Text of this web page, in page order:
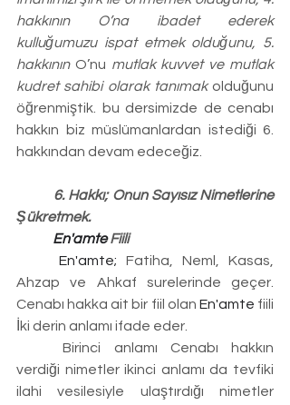
hakkının O’na ibadet ederek
kulluğumuzu ispat etmek olduğunu, 5.
hakkının O’nu mutlak kuvvet ve mutlak
kudret sahibi olarak tanımak olduğunu
öğrenmiştik. bu dersimizde de cenabı
hakkın biz müslümanlardan istediği 6.
hakkından devam edeceğiz.
Şükretmek.
	En'amte
Fiili
	En'amte;
Fatiha, Neml, Kasas,
Ahzap ve Ahkaf surelerinde geçer.
Cenabı hakka ait bir fiil olan En'amte fiili
İki derin anlamı ifade eder.
	Birinci anlamı Cenabı hakkın
verdiği nimetler ikinci anlamı da tevfiki
ilahi vesilesiyle ulaştırdığı nimetler